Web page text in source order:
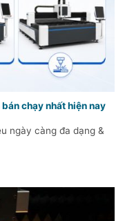
chạy nhất hiện nay
ngày càng đa dạng &